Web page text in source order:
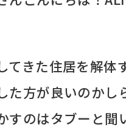
てきた住居を解体
た方が良いのかし
すのはタブーと